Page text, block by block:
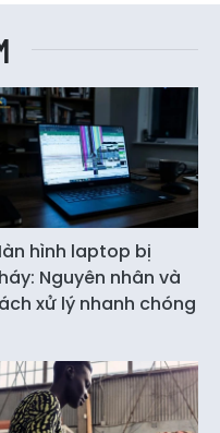
hình laptop bị
Nguyên nhân và
xử lý nhanh chóng